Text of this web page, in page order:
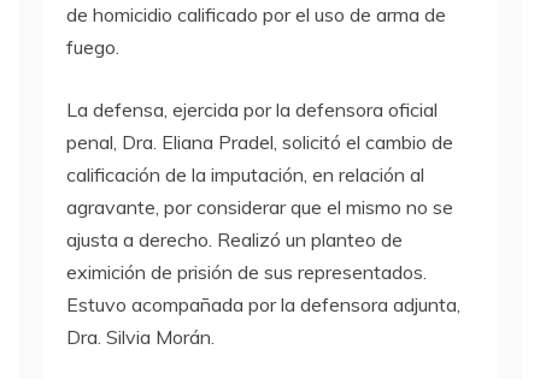
de homicidio calificado por el uso de arma de
fuego.
La defensa, ejercida por la defensora oficial
penal, Dra. Eliana Pradel, solicitó el cambio de
calificación de la imputación, en relación al
agravante, por considerar que el mismo no se
ajusta a derecho. Realizó un planteo de
eximición de prisión de sus representados.
Estuvo acompañada por la defensora adjunta,
Dra. Silvia Morán.